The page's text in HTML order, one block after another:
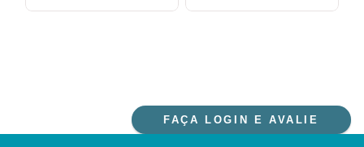
FAÇA LOGIN E AVALIE